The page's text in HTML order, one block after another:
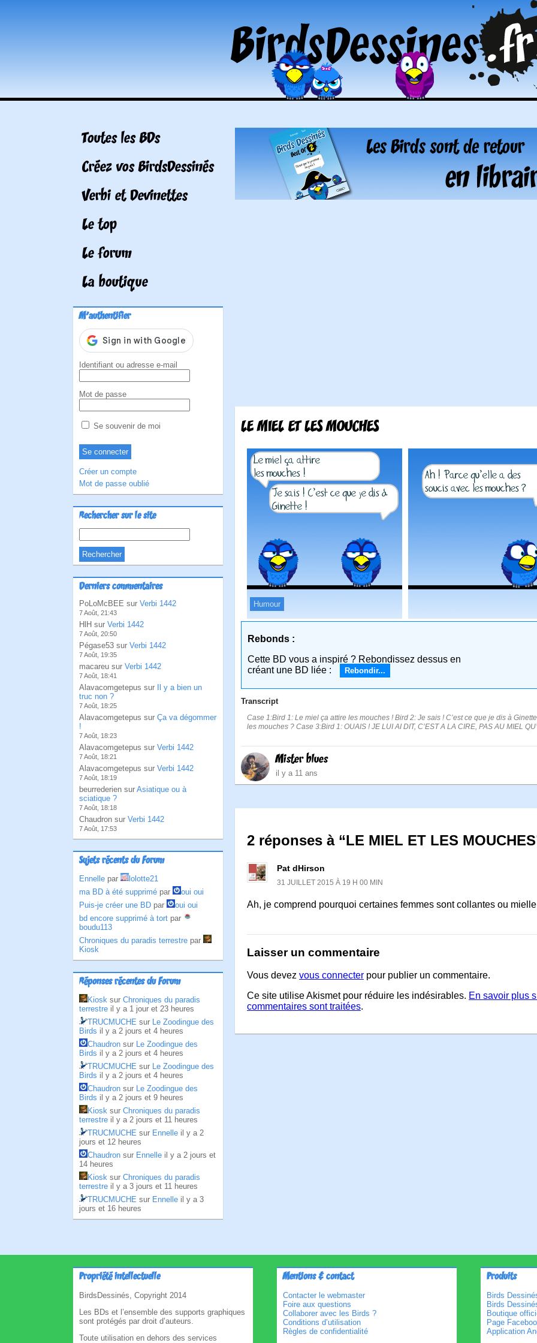
Toutes les BDs
Créez vos BirdsDessinés
Verbi et Devinettes
Le top
Le forum
La boutique
M'authentifier
Identifiant ou adresse e-mail
Mot de passe
Se souvenir de moi
Créer un compte
Mot de passe oublié
Rechercher sur le site
Derniers commentaires
PoLoMcBEE sur Verbi 1442
7 Août, 21:43
HlH sur Verbi 1442
7 Août, 20:50
Pégase53 sur Verbi 1442
7 Août, 19:35
macareu sur Verbi 1442
7 Août, 18:41
Alavacomgetepus sur
Il y a bien un
truc non ?
7 Août, 18:25
Alavacomgetepus sur Ça va dégommer
!
7 Août, 18:23
Alavacomgetepus sur Verbi 1442
7 Août, 18:21
Alavacomgetepus sur Verbi 1442
7 Août, 18:19
beurrederien sur Asiatique ou à
sciatique ?
7 Août, 18:18
Chaudron sur Verbi 1442
7 Août, 17:53
Sujets récents du Forum
Ennelle par
lolotte21
ma BD à été supprimé par
oui oui
Puis-je créer une BD par
oui oui
bd encore supprimé à tort par
boudu113
Chroniques du paradis terrestre par
Kiosk
Réponses récentes du Forum
Kiosk sur Chroniques du paradis
terrestre il y a 1 jour et 23 heures
TRUCMUCHE sur Le Zoodingue des
Birds il y a 2 jours et 4 heures
Chaudron sur Le Zoodingue des
Birds il y a 2 jours et 4 heures
TRUCMUCHE sur Le Zoodingue des
Birds il y a 2 jours et 4 heures
Chaudron sur Le Zoodingue des
Birds il y a 2 jours et 9 heures
Kiosk sur Chroniques du paradis
terrestre il y a 2 jours et 11 heures
TRUCMUCHE sur Ennelle il y a 2
jours et 12 heures
Chaudron sur Ennelle il y a 2 jours et
14 heures
Kiosk sur Chroniques du paradis
terrestre il y a 3 jours et 11 heures
TRUCMUCHE sur Ennelle il y a 3
jours et 16 heures
LE MIEL ET LES MOUCHES
Humour
Rebonds :
Cette BD vous a inspiré ? Rebondissez dessus en
créant une BD liée :
Rebondir...
Transcript
Case 1:Bird 1: Le miel ça attire les mouches ! Bird 2: Je sais ! C’est ce que je dis à
les mouches ? Case 3:Bird 1: OUAIS ! JE LUI AI DIT, C’EST A LA CIRE, PAS AU MIEL
Mister blues
il y a 11 ans
2 réponses à “LE MIEL ET LES
Pat dHirson
31 JUILLET 2015 À 19 H 00 MIN
Ah, je comprend pourquoi certaines femmes sont collantes ou
Laisser un commentaire
Vous devez vous connecter pour publier un commentaire.
Ce site utilise Akismet pour réduire les indésirables. En savoir plus
commentaires sont traitées.
Propriété intellectuelle
BirdsDessinés, Copyright 2014
Les BDs et l’ensemble des supports graphiques
sont protégés par droit d’auteurs.
Toute utilisation en dehors des services
Mentions & contact
Contacter le webmaster
Foire aux questions
Collaborer avec les Birds ?
Conditions d’utilisation
Règles de confidentialité
Produits
Birds
Birds
Boutique
Page
Application